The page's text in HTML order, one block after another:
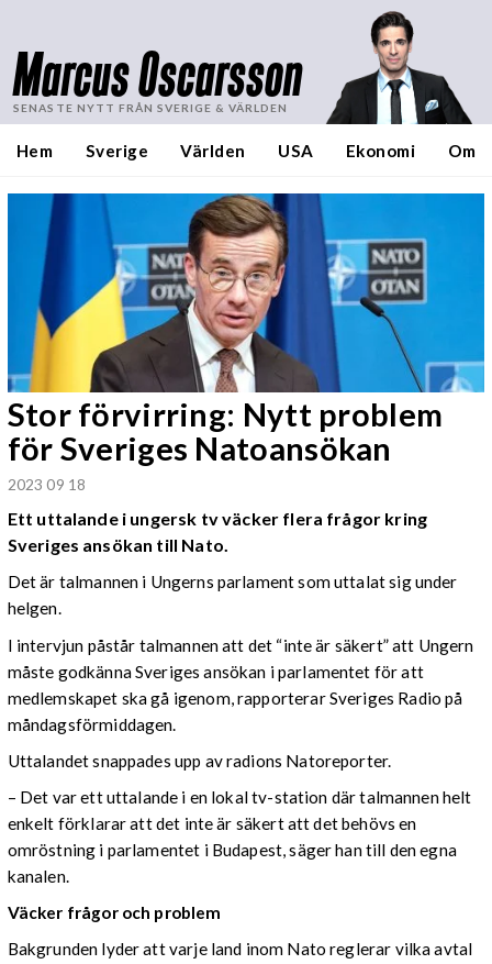
Marcus Oscarsson
SENASTE NYTT FRÅN SVERIGE & VÄRLDEN
Hem Sverige Världen USA Ekonomi Om
Stor förvirring: Nytt problem
för Sveriges Natoansökan
2023 09 18
Ett uttalande i ungersk tv väcker flera frågor kring
Sveriges ansökan till Nato.
Det är talmannen i Ungerns parlament som uttalat sig under
helgen.
I intervjun påstår talmannen att det “inte är säkert” att Ungern
måste godkänna Sveriges ansökan i parlamentet för att
medlemskapet ska gå igenom, rapporterar Sveriges Radio på
måndagsförmiddagen.
Uttalandet snappades upp av radions Natoreporter.
– Det var ett uttalande i en lokal tv-station där talmannen helt
enkelt förklarar att det inte är säkert att det behövs en
omröstning i parlamentet i Budapest, säger han till den egna
kanalen.
Väcker frågor och problem
Bakgrunden lyder att varje land inom Nato reglerar vilka avtal